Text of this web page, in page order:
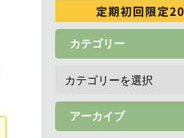
カテゴリー
アーカイブ